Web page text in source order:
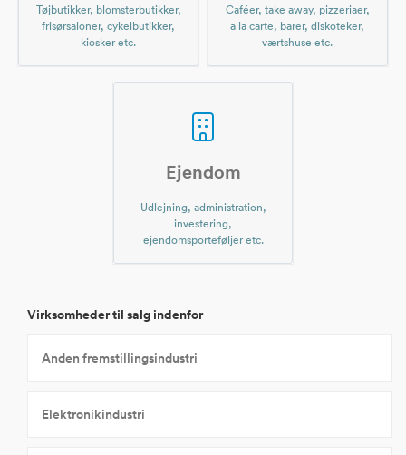
Tøjbutikker, blomsterbutikker,
frisørsaloner, cykelbutikker,
kiosker etc.
Caféer, take away, pizzeriaer,
a la carte, barer, diskoteker,
værtshuse etc.
Ejendom
Udlejning, administration,
investering,
ejendomsporteføljer etc.
Virksomheder til salg indenfor
Anden fremstillingsindustri
Elektronikindustri